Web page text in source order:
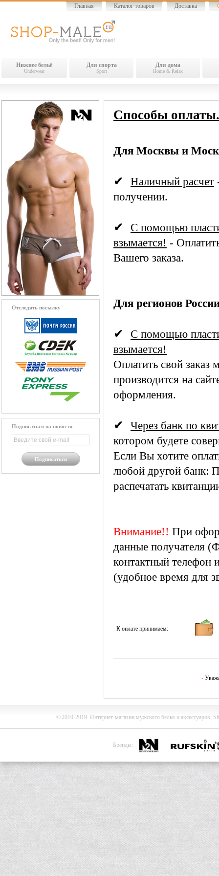
Главная Каталог товаров Доставка
Нижнее бельё
Underwear
Для спорта
Sport
Для дома
Home & Relax
Отследить посылку
Подписаться на новости
Подписаться
Способы оплаты.
Для Москвы и
✔ Наличный расчет
получении.
✔ С помощью
взымается! -
Вашего заказа.
Для регионов
✔ С помощью
взымается!
Оплатить свой заказ
производится на
оформления.
✔ Через банк по
котором будете
Если Вы хотите
любой другой банк:
распечатать
Внимание!! При
данные получателя
контактный телефон
(удобное время для
К оплате принимаем:
-
©2010-2019 Интернет-магазин мужского белья и аксессуаров:
Бренды: